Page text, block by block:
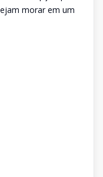
morar em um